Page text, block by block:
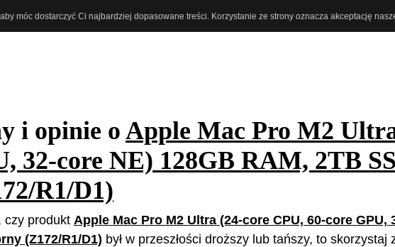
móc dostarczyć Ci najbardziej dopasowane treści. Korzystanie ze strony oznacza akceptację
i opinie oApple Mac Pro M2
32-core NE) 128GB RAM, 2TB
R1/D1)
czy produkt Apple Mac Pro M2 Ultra (24-core CPU, 60-core GPU,
(Z172/R1/D1) był w przeszłości droższy lub tańszy, to skorzystaj